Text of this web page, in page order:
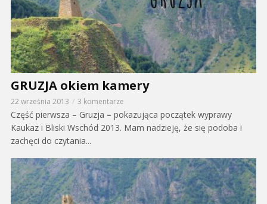
GRUZJA okiem kamery
22 września 2013 3 komentarze
Część pierwsza – Gruzja – pokazująca początek wyprawy
Kaukaz i Bliski Wschód 2013. Mam nadzieję, że się podoba i
zachęci do czytania...